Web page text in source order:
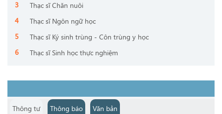
Thạc sĩ Chăn nuôi
Thạc sĩ Ngôn ngữ học
Thạc sĩ Ký sinh trùng - Côn trùng y học
Thạc sĩ Sinh học thực nghiệm
Thông tư Thông báo Văn bản